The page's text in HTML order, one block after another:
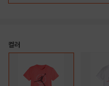
컬러